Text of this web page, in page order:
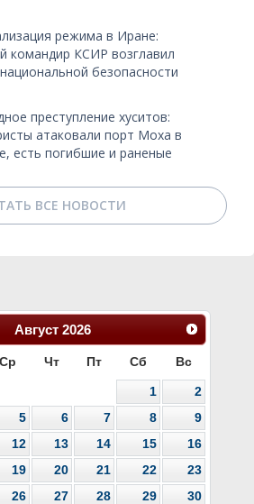
режима в Иране:
командир КСИР возглавил
безопасности
преступление хуситов:
атаковали порт Моха в
есть погибшие и раненые
ВСЕ НОВОСТИ
Август 2026
Ср Чт Пт Сб Вс
1
2
5 6 7 8
9
12 13 14 15
16
19 20 21 22
23
26 27 28 29
30